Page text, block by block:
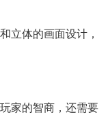
立体的画面设计，
家的智商，还需要